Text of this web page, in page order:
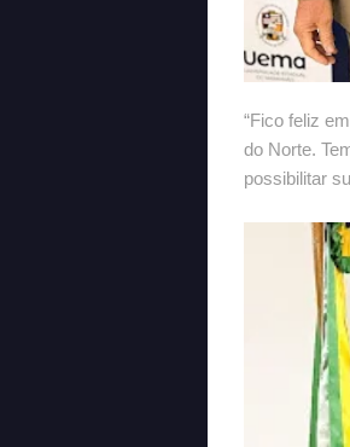
“Fico feliz
do Norte.
possibilitar